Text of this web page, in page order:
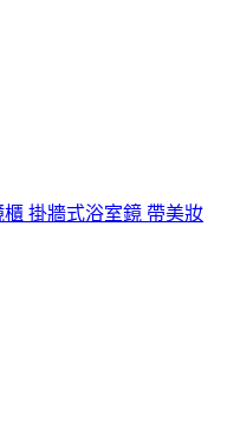
掛牆式浴室鏡 帶美妝